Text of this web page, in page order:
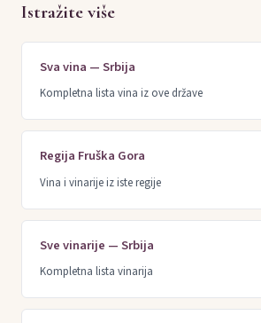
Istražite više
Sva vina — Srbija
Kompletna lista vina iz ove države
Regija Fruška Gora
Vina i vinarije iz iste regije
Sve vinarije — Srbija
Kompletna lista vinarija